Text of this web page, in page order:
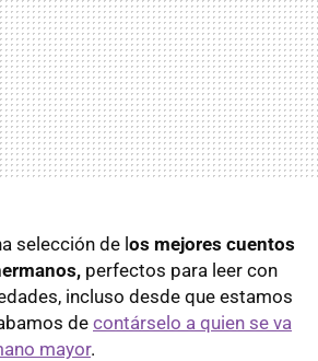
selección de los mejores cuentos
perfectos para leer con
incluso desde que estamos
decontárselo a quien se va
mayor.